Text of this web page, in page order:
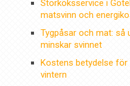
Storköksservice i
matsvinn och
Tygpåsar och mat: så
minskar svinnet
Kostens betydelse
vintern